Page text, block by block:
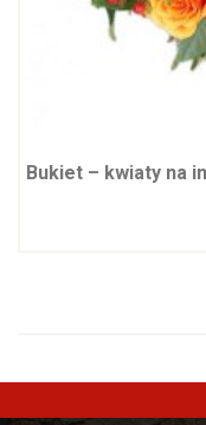
Bukiet – kwiaty na